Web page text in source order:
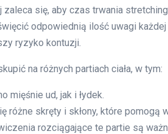
się, aby czas trwania
odpowiednią ilość uwagi
ryzyko kontuzji.
na różnych partiach ciała, w tym:
mięśnie ud, jak i łydek.
różne skręty i skłony, które pomogą
rozciągające te partie są